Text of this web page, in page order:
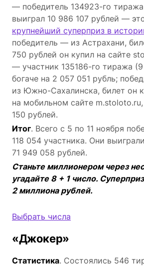
— победитель 134923-го
выиграл 10 986 107 рублей —
крупнейший суперприз в
победитель — из Астрахани,
750 рублей он купил на сайте
— участник 135186-го тиража
богаче на 2 057 051 рубль;
из Южно-Сахалинска, билет он
на мобильном сайте
150 рублей.
Итог. Всего с 5 по 11 ноября
118 054 участника. Они выиграли
71 949 058 рублей.
Станьте миллионером через
угадайте 8 + 1 число.
2 миллиона рублей.
Выбрать числа
«Джокер»
Статистика. Состоялись 546